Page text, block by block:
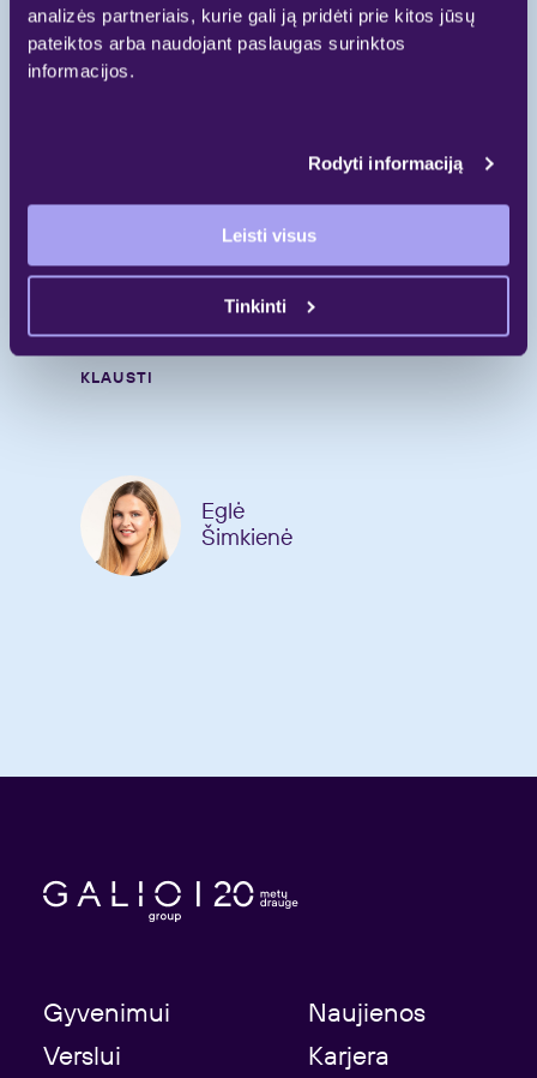
analizės partneriais, kurie gali ją pridėti prie kitos jūsų
pateiktos arba naudojant paslaugas surinktos
informacijos.
Rodyti informaciją
Leisti visus
Tinkinti
gyvenimui@galio.lt
KLAUSTI
Eglė
Šimkienė
Gyvenimui
Naujienos
Verslui
Karjera